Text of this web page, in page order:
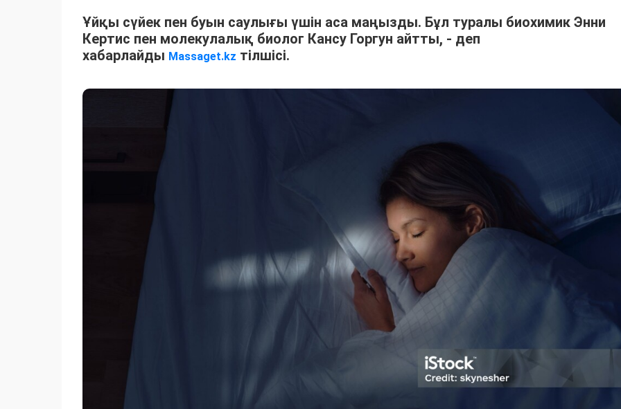
Ұйқы сүйек пен буын саулығы үшін аса маңызды. Бұл туралы биохимик Энни
Кертис пен молекулалық биолог Кансу Горгун айтты, - деп
хабарлайды Massaget.kz тілшісі.